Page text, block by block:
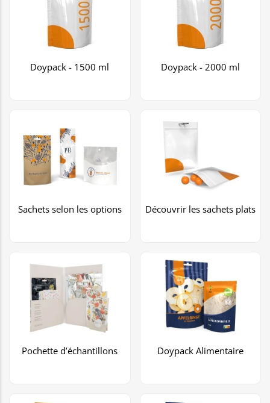
Doypack - 1500 ml Doypack - 2000 ml
Sachets selon les options Découvrir les sachets plats
Pochette d’échantillons Doypack Alimentaire